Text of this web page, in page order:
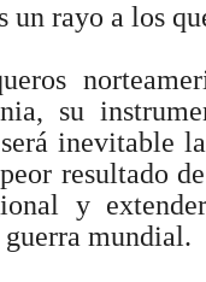
un rayo a los
su
inevitable
resultado
y
mundial.